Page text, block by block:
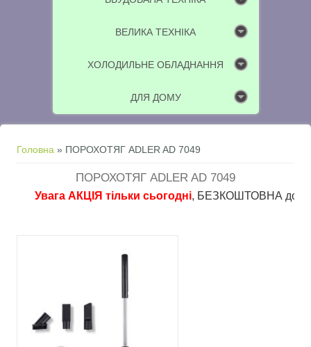
ВЕЛИКА ТЕХНІКА
ХОЛОДИЛЬНЕ ОБЛАДНАННЯ
ДЛЯ ДОМУ
Ви є тут
Головна » ПОРОХОТЯГ ADLER AD 7049
ПОРОХОТЯГ ADLER AD 7049
Увага АКЦІЯ тільки сьогодні, БЕЗКОШТОВНА доставка